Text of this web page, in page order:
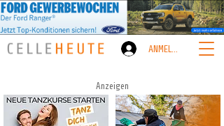
ANMELDEN
Anzeigen